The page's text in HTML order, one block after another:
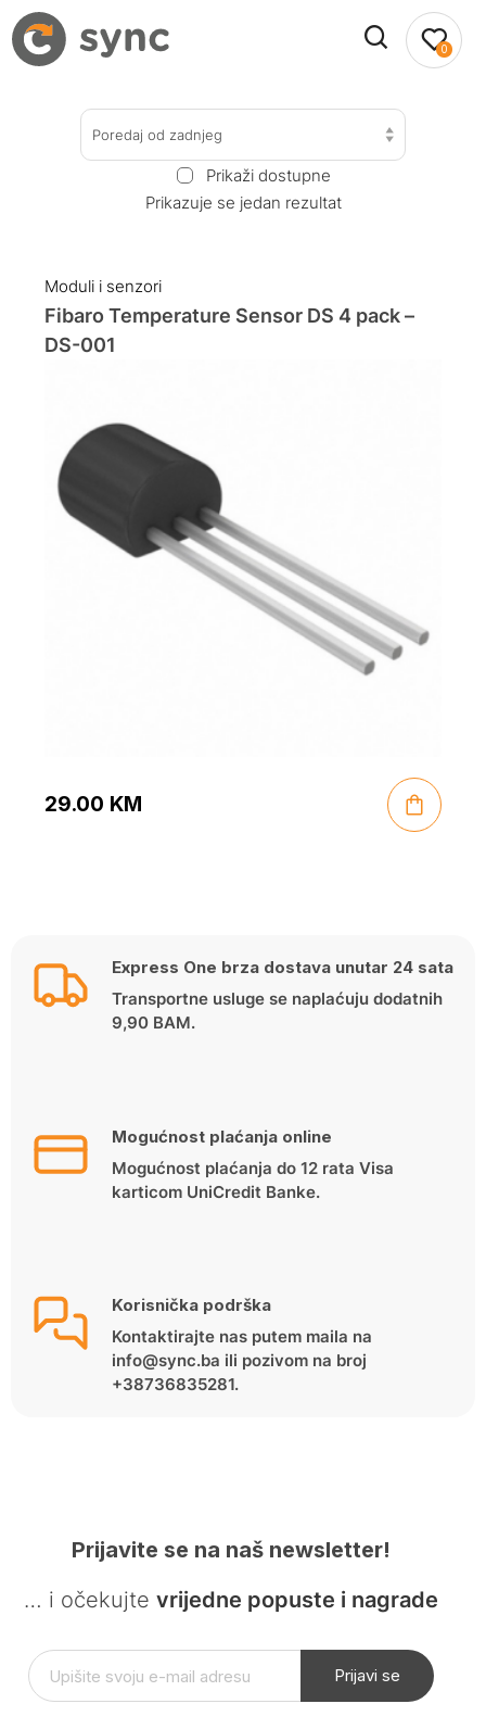
0
Poredaj od zadnjeg
Prikaži dostupne
Prikazuje se jedan rezultat
Moduli i senzori
Fibaro Temperature Sensor DS 4 pack –
DS-001
29.00 KM
Express One brza dostava unutar 24 sata
Transportne usluge se naplaćuju dodatnih
9,90 BAM.
Mogućnost plaćanja online
Mogućnost plaćanja do 12 rata Visa
karticom UniCredit Banke.
Korisnička podrška
Kontaktirajte nas putem maila na
info@sync.ba ili pozivom na broj
+38736835281.
Prijavite se na naš newsletter!
… i očekujte vrijedne popuste i nagrade
Prijavi se